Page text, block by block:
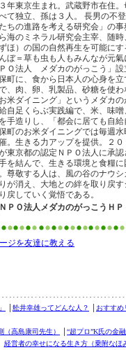
年東京生まれ。武蔵野市在住
て独立、孫は３人。 長男の不
ちの進路を考える研究会」の
海のミネラル研究会主宰、随
ほ）の国の自然再生を可能に
ぼ＝草も虫も人もみんなが元
Ｏ法人 メダカのがっこう」設
町に、食から日本人の心身を
、肉、卵、乳製品、砂糖を使
米ダイニング」というメダカ
自足くらぶ実践編で、米、味
手造りし、「都会に居ても自給
町のお米ダイニングでは毎週
。生きる力アップを提供。２
東京都の認定ＮＰＯ法人に承
を結んで、生きる環境と食糧
尊敬する人は、風の谷のナウ
が消え、大地との絆を取り戻
戻していく覚悟である。
ＰＯ法人メダカのがっこうＨＰ
ジを友達に教える
舩井幸雄ってどんな人？ おすすめ
高島康司先生） “超プロ”K氏の金
経営者の幸せになる生き方（乗附なほ